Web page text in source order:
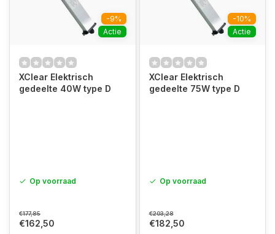
-9%
Actie
XClear Elektrisch
gedeelte 40W type D
Op voorraad
€177,85
€162,50
-10%
Actie
XClear Elektrisch
gedeelte 75W type D
Op voorraad
€203,28
€182,50